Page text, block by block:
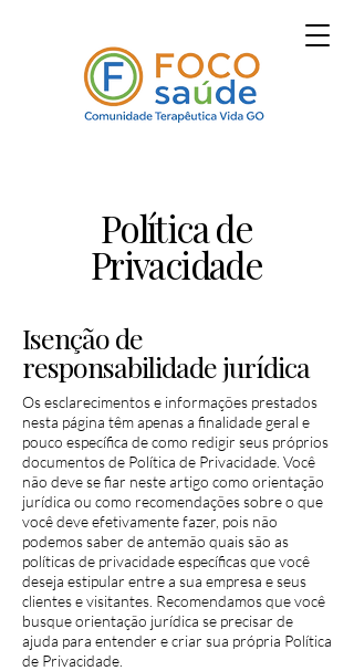
Política de
Privacidade
Isenção de
responsabilidade jurídica
Os esclarecimentos e informações prestados
nesta página têm apenas a finalidade geral e
pouco específica de como redigir seus próprios
documentos de Política de Privacidade. Você
não deve se fiar neste artigo como orientação
jurídica ou como recomendações sobre o que
você deve efetivamente fazer, pois não
podemos saber de antemão quais são as
políticas de privacidade específicas que você
deseja estipular entre a sua empresa e seus
clientes e visitantes. Recomendamos que você
busque orientação jurídica se precisar de
ajuda para entender e criar sua própria Política
de Privacidade.